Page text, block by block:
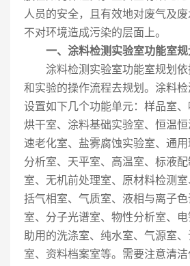
人员的安全，且有效地对废气及废
不对环境造成污染的层面上。
一、涂料检测实验室功能室规
涂料检测实验室功能室规划
和实验的操作流程去规划。涂料
设置如下几个功能单元：样品室
烘干室、涂料基础实验室、恒温
速老化室、盐雾腐蚀实验室、通
分析室、天平室、高温室、标液
室、无机前处理室、原材料检测
括气相室、气质室、液相与离子
室、分子光谱室、物性分析室、
助用的洗涤室、纯水室、气源室
室、资料档案室等。需要注意清